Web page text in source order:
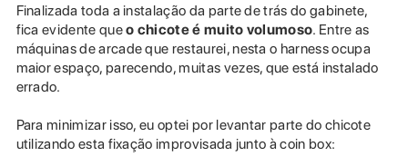
Finalizada toda a instalação da parte de trás do gabinete,
fica evidente queo chicote é muito volumoso. Entre as
máquinas de arcade que restaurei, nesta o harness ocupa
maior espaço, parecendo, muitas vezes, que está instalado
errado.
Para minimizar isso, eu optei por levantar parte do chicote
utilizando esta fixação improvisada junto à coin box: